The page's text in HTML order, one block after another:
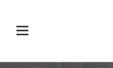
داخل القاهرة والجيزة وجميع المحافظات. اتصل بنا الآن!